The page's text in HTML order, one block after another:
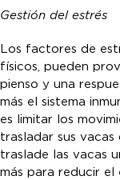
Gestión del estrés
Los factores de
físicos, pueden
pienso y una
más el sistema
es limitar los
trasladar sus
traslade las vacas
más para reducir el